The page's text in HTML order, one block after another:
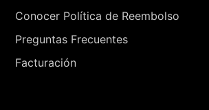
Conocer Política de Reembolso
Preguntas Frecuentes
Facturación